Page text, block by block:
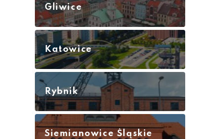
Gliwice
Katowice
Rybnik
Siemianowice Śląskie